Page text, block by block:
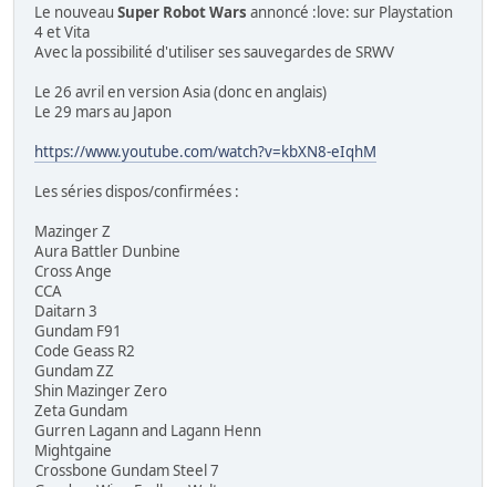
Le nouveau Super Robot Wars annoncé :love: sur Playstation
4 et Vita
Avec la possibilité d'utiliser ses sauvegardes de SRWV
Le 26 avril en version Asia (donc en anglais)
Le 29 mars au Japon
https://www.youtube.com/watch?v=kbXN8-eIqhM
Les séries dispos/confirmées :
Mazinger Z
Aura Battler Dunbine
Cross Ange
CCA
Daitarn 3
Gundam F91
Code Geass R2
Gundam ZZ
Shin Mazinger Zero
Zeta Gundam
Gurren Lagann and Lagann Henn
Mightgaine
Crossbone Gundam Steel 7